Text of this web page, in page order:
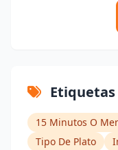
Etiquetas
15 Minutos O
Tipo De Plato